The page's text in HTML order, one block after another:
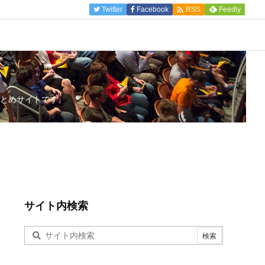
Twitter Facebook  RSS Feedly
めサイトです。
サイト内検索